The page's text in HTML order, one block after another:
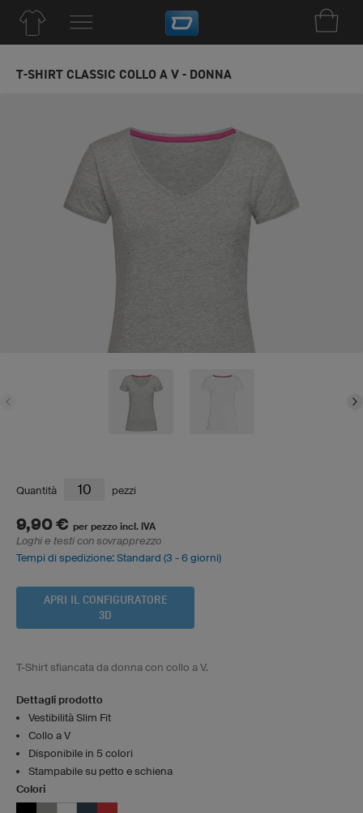
T-SHIRT CLASSIC COLLO A V - DONNA
Quantità pezzi
9,90 € per pezzo incl. IVA
Loghi e testi con sovrapprezzo
Tempi di spedizione: Standard (3 - 6 giorni)
APRI IL CONFIGURATORE
3D
T-Shirt sfiancata da donna con collo a V.
Dettagli prodotto
Vestibilità Slim Fit
Collo a V
Disponibile in 5 colori
Stampabile su petto e schiena
Colori